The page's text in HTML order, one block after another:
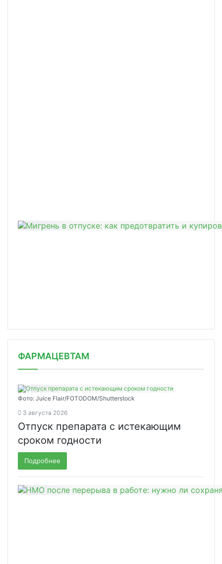
ФАРМАЦЕВТАМ
Фото: Juice Flair/FOTODOM/Shutterstoсk
3 августа 2026
Отпуск препарата с истекающим
сроком годности
Подробнее